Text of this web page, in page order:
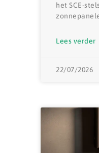
het SCE-
Lees verder
22/07/2026